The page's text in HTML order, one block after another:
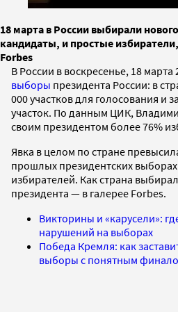
18 марта в России выбирали
кандидаты, и простые
Forbes
В России в воскресенье, 18 марта
выборы президента России: в
000 участков для голосования и
участок. По данным ЦИК,
своим президентом более 76%
Явка в целом по стране
прошлых президентских
избирателей. Как страна
президента — в галерее Forbes.
Викторины и «карусели»:
нарушений на выборах
Победа Кремля: как
выборы с понятным